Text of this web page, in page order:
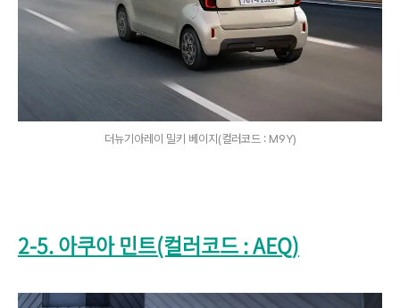
더뉴기아레이 밀키 베이지(컬러코드 : M9Y)
2-5. 아쿠아 민트(컬러코드 : AEQ)